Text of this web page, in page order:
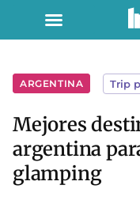
ARGENTINA Trip
Mejores
argentina
glamping